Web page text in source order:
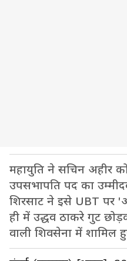
महायुति ने सचिन अहीर को
उपसभापति पद का
शिरसाट ने इसे UBT पर
ही में उद्धव ठाकरे गुट
वाली शिवसेना में शामिल